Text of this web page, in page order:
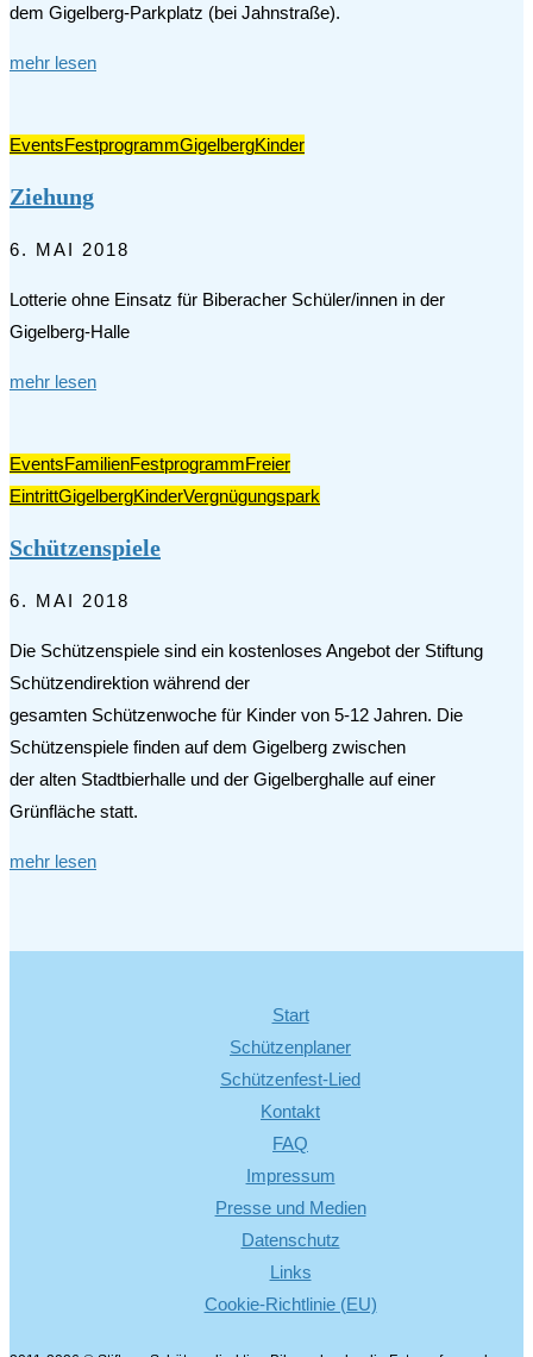
dem Gigelberg-Parkplatz (bei Jahnstraße).
mehr lesen
EventsFestprogrammGigelbergKinder
Ziehung
6. MAI 2018
Lotterie ohne Einsatz für Biberacher Schüler/innen in der
Gigelberg-Halle
mehr lesen
EventsFamilienFestprogrammFreier
EintrittGigelbergKinderVergnügungspark
Schützenspiele
6. MAI 2018
Die Schützenspiele sind ein kostenloses Angebot der Stiftung
Schützendirektion während der
gesamten Schützenwoche für Kinder von 5-12 Jahren. Die
Schützenspiele finden auf dem Gigelberg zwischen
der alten Stadtbierhalle und der Gigelberghalle auf einer
Grünfläche statt.
mehr lesen
Start
Schützenplaner
Schützenfest-Lied
Kontakt
FAQ
Impressum
Presse und Medien
Datenschutz
Links
Cookie-Richtlinie (EU)